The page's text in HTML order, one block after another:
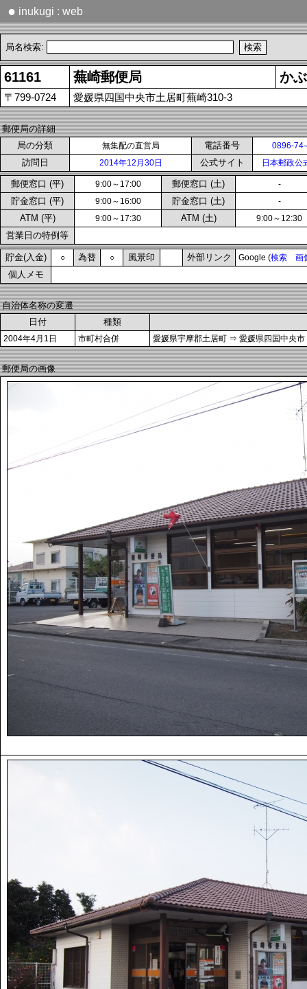
● inukugi : web
局名検索:
61161 蕪崎郵便局 か
〒799-0724 愛媛県四国中央市土居町蕪崎310-3
郵便局の詳細
局の分類
無集配の直営局 電話番号 0896-
訪問日 2014年12月30日 公式サイト 日本郵政公
郵便窓口 (平) 9:00～17:00 郵便窓口 (土) -
貯金窓口 (平) 9:00～16:00 貯金窓口 (土) -
ATM (平) 9:00～17:30 ATM (土) 9:00～12:30
営業日の特例等
貯金(入金) ○ 為替 ○ 風景印 外部リンク Google (検索 画
個人メモ
自治体名称の変遷
日付
種類
2004年4月1日 市町村合併 愛媛県宇摩郡土居町 ⇒ 愛媛県四国中央市
郵便局の画像